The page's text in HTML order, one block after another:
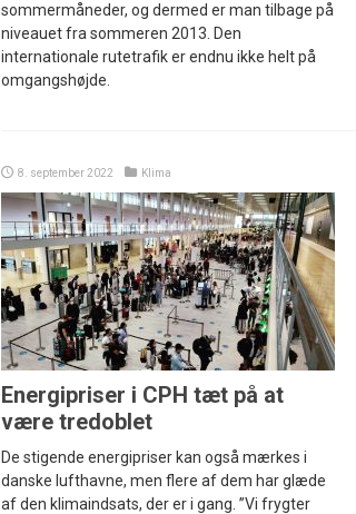
sommermåneder, og dermed er man tilbage på
niveauet fra sommeren 2013. Den
internationale rutetrafik er endnu ikke helt på
omgangshøjde.
8. september 2022 Klima
Energipriser i CPH tæt på at
være tredoblet
De stigende energipriser kan også mærkes i
danske lufthavne, men flere af dem har glæde
af den klimaindsats, der er i gang. ”Vi frygter